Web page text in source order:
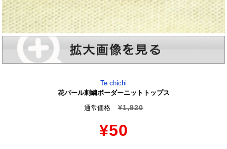
Te chichi
花パール刺繍ボーダーニットトップス
通常価格
¥1,920
¥50